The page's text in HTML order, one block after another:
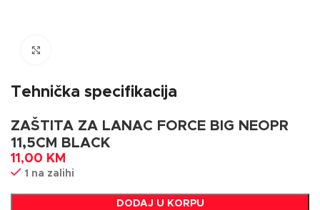
Tehnička specifikacija
ZAŠTITA ZA LANAC FORCE BIG NEOPR
11,5CM BLACK
11,00 KM
1 na zalihi
DODAJ U KORPU